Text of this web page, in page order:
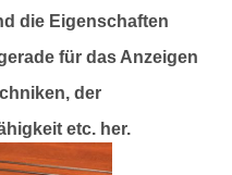
die Eigenschaften
für das Anzeigen
der
etc. her.